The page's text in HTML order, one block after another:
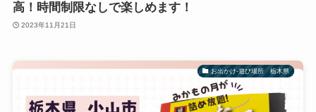
高！時間制限なしで楽しめます！
2023年11月21日
お出かけ-遊び場所 栃木県